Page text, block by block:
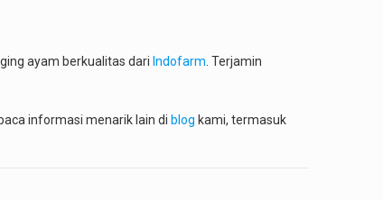
ayam berkualitas dari Indofarm . Terjamin
informasi menarik lain di blog kami, termasuk